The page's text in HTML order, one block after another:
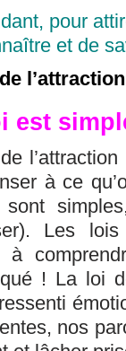
pour
et de
l’attraction
est
à ce
sont
Les
à
! La loi
nos